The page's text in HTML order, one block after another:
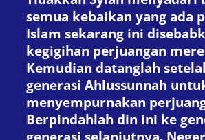
semua kebaikan yang ada
Islam sekarang ini
kegigihan perjuangan
Kemudian datanglah
generasi Ahlussunnah
menyempurnakan
Berpindahlah din ini ke
generasi selanjutnya.